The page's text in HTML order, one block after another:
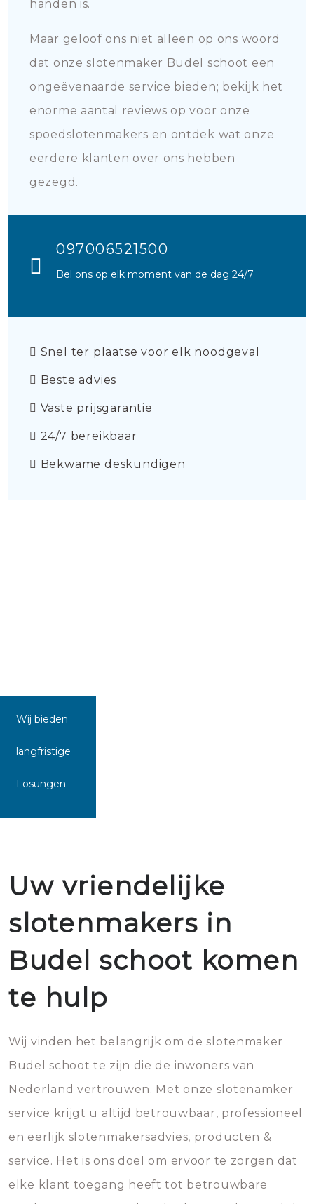
handen is.
Maar geloof ons niet alleen op ons woord
dat onze slotenmaker Budel schoot een
ongeëvenaarde service bieden; bekijk het
enorme aantal reviews op voor onze
spoedslotenmakers en ontdek wat onze
eerdere klanten over ons hebben
gezegd.
097006521500
Bel ons op elk moment van de dag 24/7
Snel ter plaatse voor elk noodgeval
Beste advies
Vaste prijsgarantie
24/7 bereikbaar
Bekwame deskundigen
Wij bieden
langfristige
Lösungen
Uw vriendelijke
slotenmakers in
Budel schoot komen
te hulp
Wij vinden het belangrijk om de slotenmaker
Budel schoot te zijn die de inwoners van
Nederland vertrouwen. Met onze slotenamker
service krijgt u altijd betrouwbaar, professioneel
en eerlijk slotenmakersadvies, producten &
service. Het is ons doel om ervoor te zorgen dat
elke klant toegang heeft tot betrouwbare